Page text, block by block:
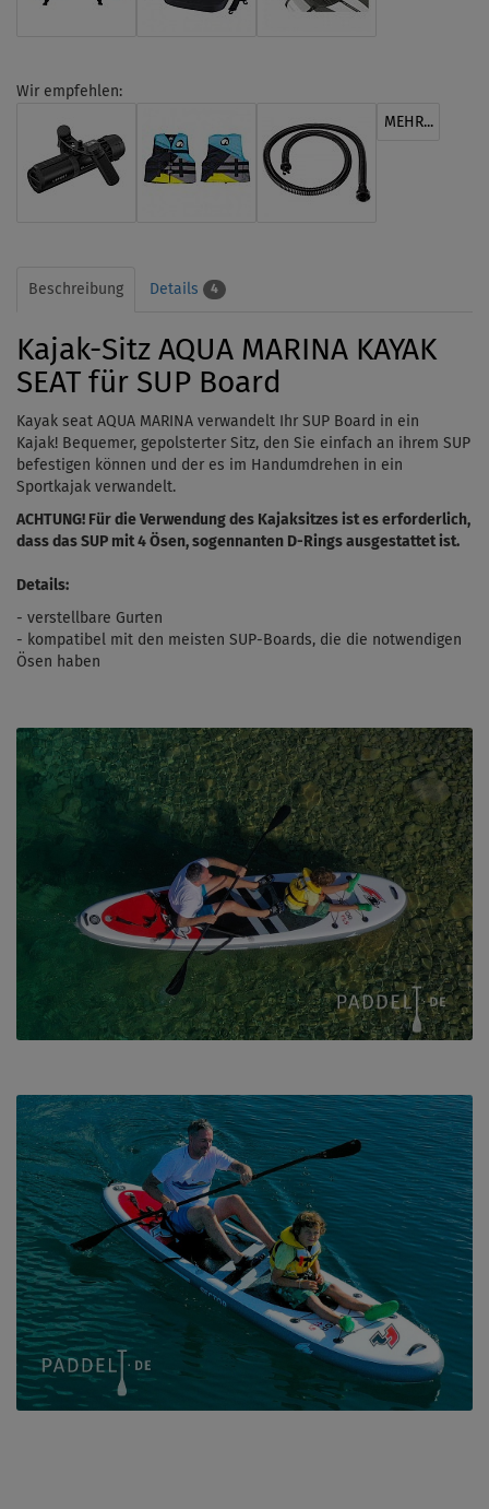
Wir empfehlen:
MEHR...
Beschreibung Details 4
Kajak-Sitz AQUA MARINA KAYAK
SEAT für SUP Board
Kayak seat AQUA MARINA verwandelt Ihr SUP Board in ein
Kajak! Bequemer, gepolsterter Sitz, den Sie einfach an ihrem SUP
befestigen können und der es im Handumdrehen in ein
Sportkajak verwandelt.
ACHTUNG! Für die Verwendung des Kajaksitzes ist es erforderlich,
dass das SUP mit 4 Ösen, sogennanten D-Rings ausgestattet ist.
Details:
- verstellbare Gurten
- kompatibel mit den meisten SUP-Boards, die die notwendigen
Ösen haben